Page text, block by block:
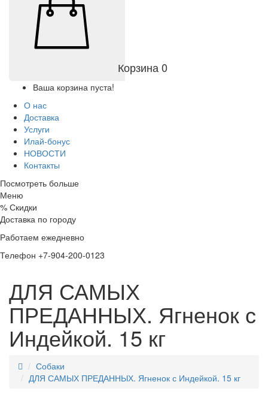
Корзина0
Ваша корзина пуста!
О нас
Доставка
Услуги
Илай-бонус
НОВОСТИ
Контакты
Посмотреть больше
Меню
% Скидки
Доставка по городу
Работаем ежедневно
Телефон +7-904-200-0123
ДЛЯ САМЫХ
ПРЕДАННЫХ. Ягненок с
Индейкой. 15 кг
Собаки
ДЛЯ САМЫХ ПРЕДАННЫХ. Ягненок с Индейкой. 15 кг